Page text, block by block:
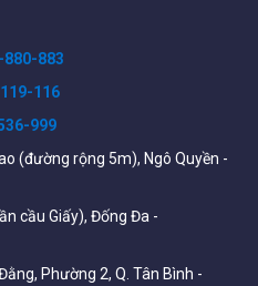
Ω/km / đạt cực đại 93.4
nF/km
(1kHz):
dB/km
lớp cách điện ≥
880-883
116
999
(đường rộng 5m), Ngô Quyền -
cầu Giấy), Đống Đa -
Phường 2, Q. Tân Bình -